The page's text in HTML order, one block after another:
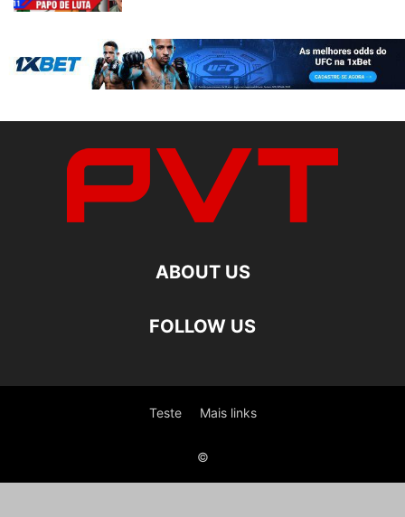
ABOUT US
FOLLOW US
Teste Mais links
©